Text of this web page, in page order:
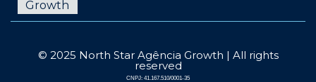
© 2025 North Star Agência Growth | All rights
reserved
CNPJ: 41.167.510/0001-35